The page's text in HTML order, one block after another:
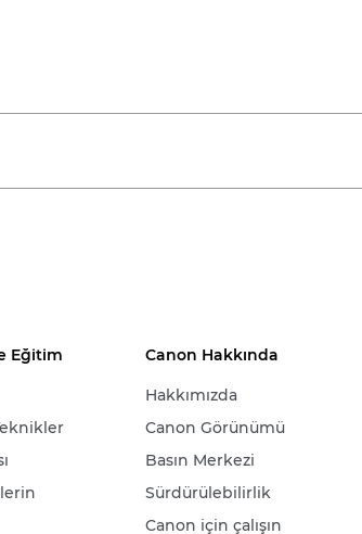
Eğitim Canon Hakkında
Hakkımızda
Canon Görünümü
Basın Merkezi
Sürdürülebilirlik
Canon için çalışın